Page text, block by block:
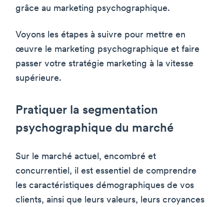
grâce au marketing psychographique.
Voyons les étapes à suivre pour mettre en
œuvre le marketing psychographique et faire
passer votre stratégie marketing à la vitesse
supérieure.
Pratiquer la segmentation
psychographique du marché
Sur le marché actuel, encombré et
concurrentiel, il est essentiel de comprendre
les caractéristiques démographiques de vos
clients, ainsi que leurs valeurs, leurs croyances